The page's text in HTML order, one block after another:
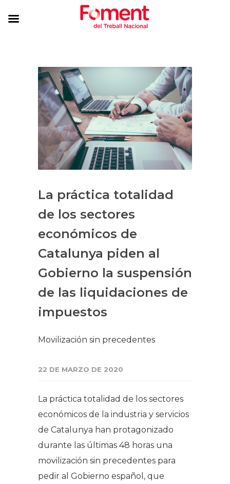
La práctica totalidad
de los sectores
económicos de
Catalunya piden al
Gobierno la suspensión
de las liquidaciones de
impuestos
Movilización sin precedentes
22 DE MARZO DE 2020
La práctica totalidad de los sectores
económicos de la industria y servicios
de Catalunya han protagonizado
durante las últimas 48 horas una
movilización sin precedentes para
pedir al Gobierno español, que